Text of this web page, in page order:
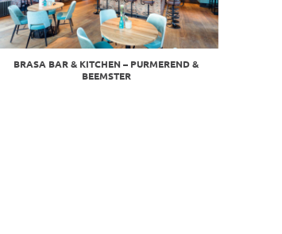
BRASA BAR & KITCHEN – PURMEREND &
BEEMSTER